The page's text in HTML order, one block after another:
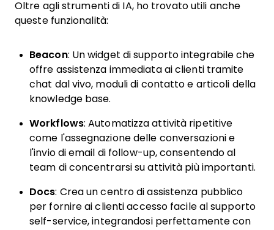
Oltre agli strumenti di IA, ho trovato utili anche
queste funzionalità:
Beacon: Un widget di supporto integrabile che
offre assistenza immediata ai clienti tramite
chat dal vivo, moduli di contatto e articoli della
knowledge base.
Workflows: Automatizza attività ripetitive
come l'assegnazione delle conversazioni e
l'invio di email di follow-up, consentendo al
team di concentrarsi su attività più importanti.
Docs: Crea un centro di assistenza pubblico
per fornire ai clienti accesso facile al supporto
self-service, integrandosi perfettamente con